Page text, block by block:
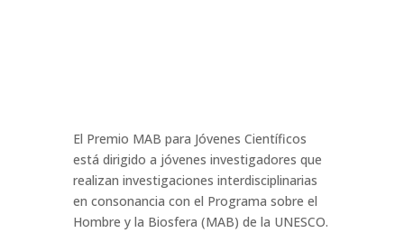
El Premio MAB para Jóvenes Científicos
está dirigido a jóvenes investigadores que
realizan investigaciones interdisciplinarias
en consonancia con el Programa sobre el
Hombre y la Biosfera (MAB) de la UNESCO.